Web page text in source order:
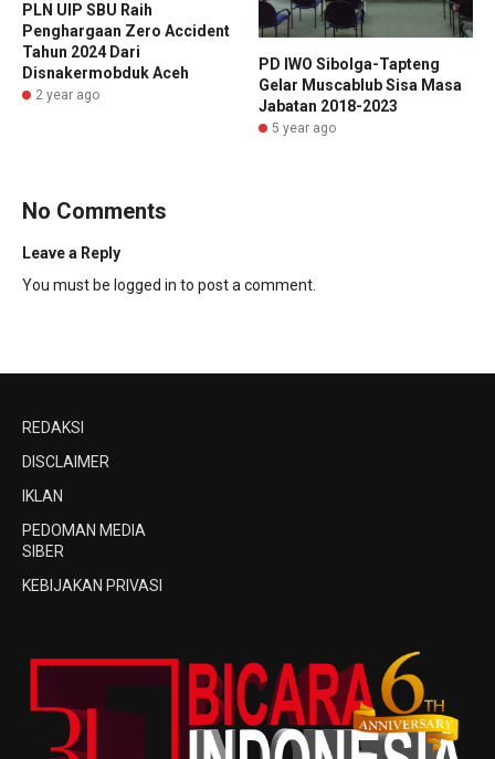
PLN UIP SBU Raih
Penghargaan Zero Accident
Tahun 2024 Dari
Disnakermobduk Aceh
2 year ago
PD IWO Sibolga-Tapteng
Gelar Muscablub Sisa Masa
Jabatan 2018-2023
5 year ago
No Comments
Leave a Reply
You must be logged in to post a comment.
REDAKSI
DISCLAIMER
IKLAN
PEDOMAN MEDIA
SIBER
KEBIJAKAN PRIVASI